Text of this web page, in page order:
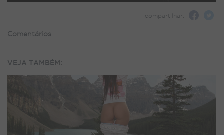
compartilhar:
Comentários
VEJA TAMBÉM: